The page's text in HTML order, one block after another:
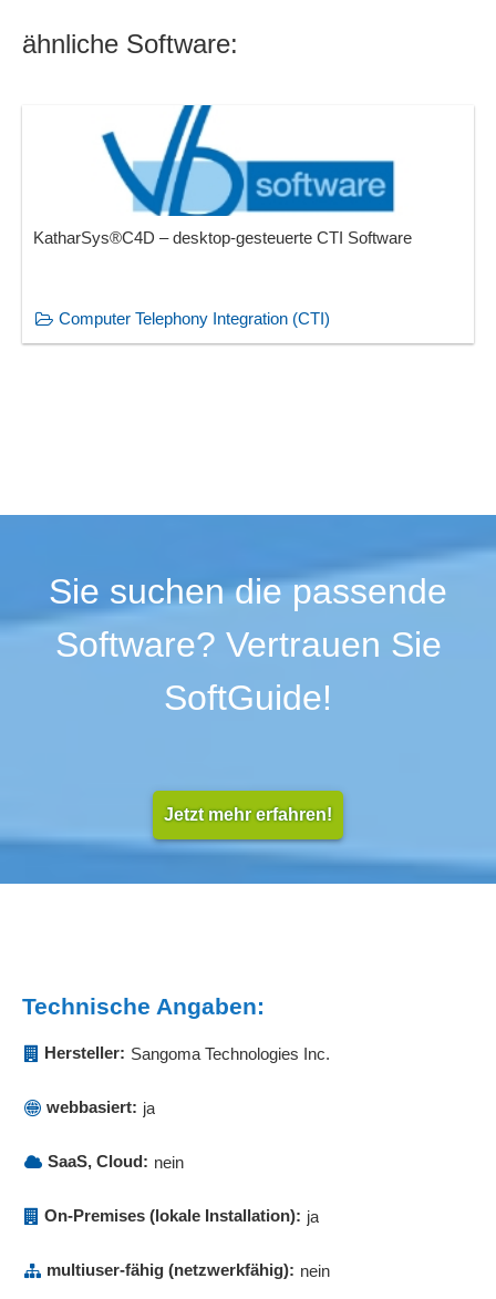
verpasste Anrufe
Voice-Over-IP (VoIP)
Vorgebote
Wahlwiederholung
Warteschlangenmanagement
Warteschleifen-Musik
ähnliche Software:
KatharSys®C4D – desktop-gesteuerte CTI Software
Computer Telephony Integration (CTI)
Sie suchen die passende
Software? Vertrauen Sie
SoftGuide!
Jetzt mehr erfahren!
Technische Angaben:
Hersteller: Sangoma Technologies Inc.
webbasiert: ja
SaaS, Cloud: nein
On-Premises (lokale Installation): ja
multiuser-fähig (netzwerkfähig): nein